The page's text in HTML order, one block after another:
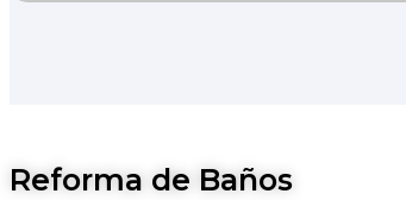
Reforma de Baños